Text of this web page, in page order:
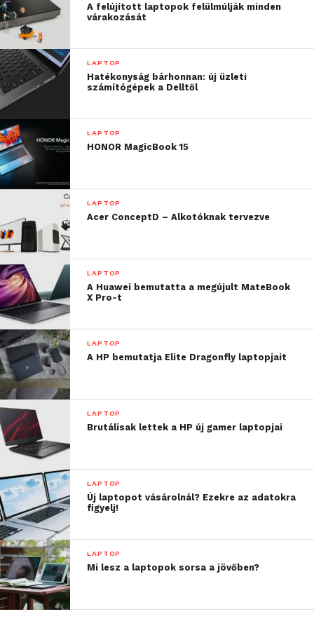
hasznosíthatóságát.
Adatok a 2002-es magyarországi országgyűlési
választás tájékoztatási rendszeréről:
Az I. forduló során 16 millió látogatást regisztrált az
internetes tájékoztató rendszer, a II. forduló során 19
milliót.
A választási feladatok adatfeldolgozási feladataiban a
területi szerveket segítő informatikai eszközökön
túl 280 okmányirodában körülbelül 2000
munkaállomás vett részt.
A felújított laptopok felülmúlják minden
várakozását
LAPTOP
Hatékonyság bárhonnan: új üzleti
számítógépek a Delltől
LAPTOP
HONOR MagicBook 15
LAPTOP
Acer ConceptD – Alkotóknak tervezve
LAPTOP
A Huawei bemutatta a megújult MateBook
X Pro-t
LAPTOP
A HP bemutatja Elite Dragonfly laptopjait
LAPTOP
Brutálisak lettek a HP új gamer laptopjai
LAPTOP
Új laptopot vásárolnál? Ezekre az adatokra
figyelj!
LAPTOP
Mi lesz a laptopok sorsa a jövőben?